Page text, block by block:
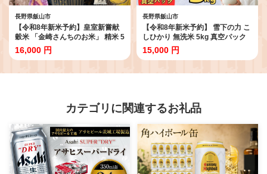
長野県飯山市
【令和8年新米予約】皇室新嘗献
穀米 「金崎さんちのお米」 精米 5
㎏ 《2026年10月中旬より順次発
送》コシヒカリ ｜長野県 飯山市
しひかり 減農薬 おいしい オスス
16,000 円
長野県飯山市
【令和8年新米予約】 雪下の力 こ
しひかり 無洗米 5kg 真空パック
《2026年11月出荷》｜長野県 飯
山市 信州 米 お米 栄養 健康 コメ
15,000 円
カテゴリに関連するお礼品